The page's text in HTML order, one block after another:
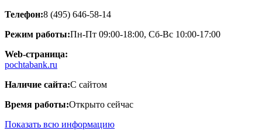
Телефон:8 (495) 646-58-14
Режим работы:Пн-Пт 09:00-18:00, Сб-Вс 10:00-17:00
Web-страница:
pochtabank.ru
Наличие сайта:С сайтом
Время работы:Открыто сейчас
Показать всю информацию